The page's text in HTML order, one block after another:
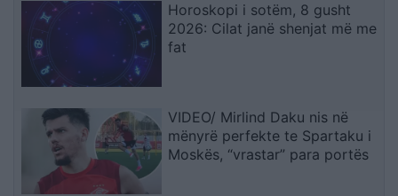
Horoskopi i sotëm, 8 gusht
2026: Cilat janë shenjat më me
fat
VIDEO/ Mirlind Daku nis në
mënyrë perfekte te Spartaku i
Moskës, “vrastar” para portës